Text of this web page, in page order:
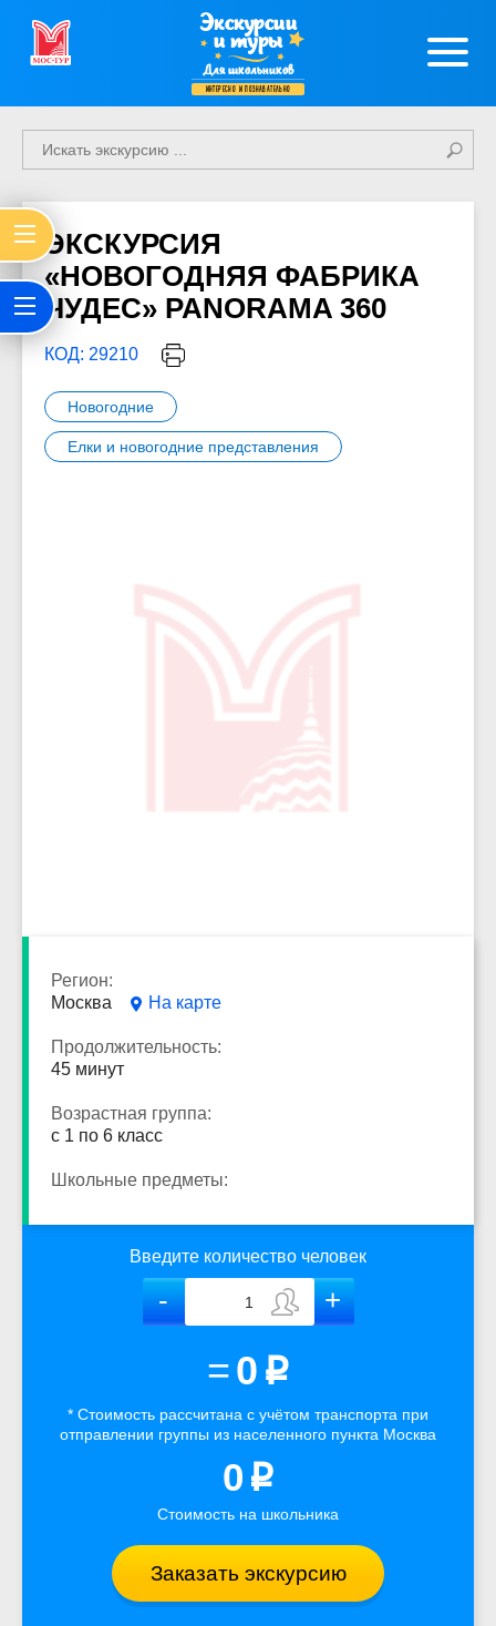
Экскурсии
и туры
Для школьников
интересно и познавательно
ЭКСКУРСИЯ
«НОВОГОДНЯЯ ФАБРИКА
ЧУДЕС» PANORAMA 360
КОД: 29210
Новогодние
Елки и новогодние представления
Регион:
Москва
На карте
Продолжительность:
45 минут
Возрастная группа:
с 1 по 6 класс
Школьные предметы:
Введите количество человек
=0 p
* Стоимость рассчитана с учётом транспорта при
отправлении группы из населенного пункта Москва
0 p
Стоимость на школьника
Заказать экскурсию